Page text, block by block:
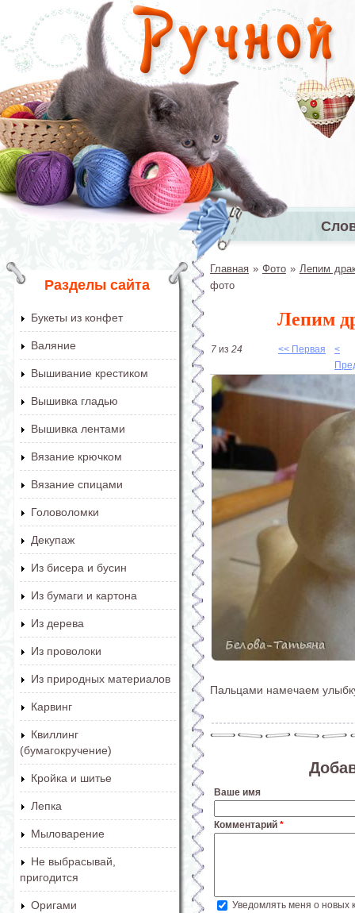
Перейти к основному содержанию
Главное
Разделы сайта
Букеты из конфет
Валяние
Вышивание крестиком
Вышивка гладью
Вышивка лентами
Вязание крючком
Вязание спицами
Головоломки
Декупаж
Из бисера и бусин
Из бумаги и картона
Из дерева
Из проволоки
Из природных материалов
Карвинг
Квиллинг
(бумагокручение)
Кройка и шитье
Лепка
Мыловарение
Не выбрасывай,
пригодится
Оригами
Вы здесь
Главная » Фото » Лепим
фото
Лепим
7 из 24 << Первая
<
Пальцами намечаем
Ваше имя
Комментарий *
Уведомлять меня о новых